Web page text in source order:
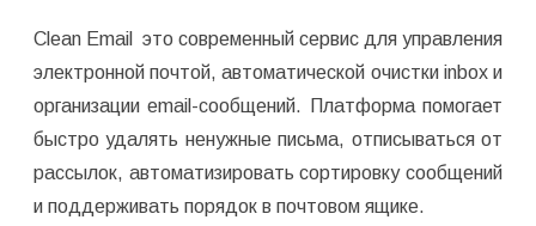
Clean Email это современный сервис для управления
электронной почтой, автоматической очистки inbox и
организации email-сообщений. Платформа помогает
быстро удалять ненужные письма, отписываться от
рассылок, автоматизировать сортировку сообщений
и поддерживать порядок в почтовом ящике.